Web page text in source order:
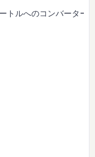
トルへのコンバーター